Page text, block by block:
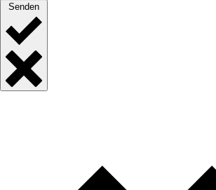
Senden